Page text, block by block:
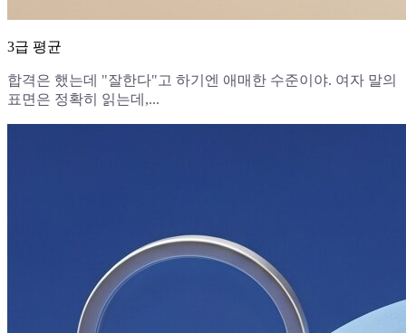
3급 평균
합격은 했는데 "잘한다"고 하기엔 애매한 수준이야. 여자 말의
표면은 정확히 읽는데,...